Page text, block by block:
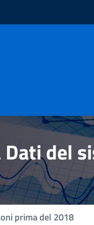
del
prima del 2018